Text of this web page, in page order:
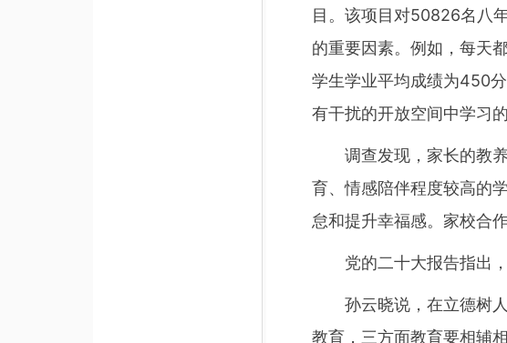
目。该项目对50826名八
的重要因素。例如，每天
学生学业平均成绩为450
有干扰的开放空间中学习
调查发现，家长的教养
育、情感陪伴程度较高的
怠和提升幸福感。家校合
党的二十大报告指出，
孙云晓说，在立德树人
教育，三方面教育要相辅